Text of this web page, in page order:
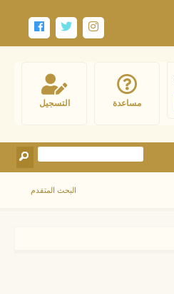
التسجيل مساعدة
البحث المتقدم